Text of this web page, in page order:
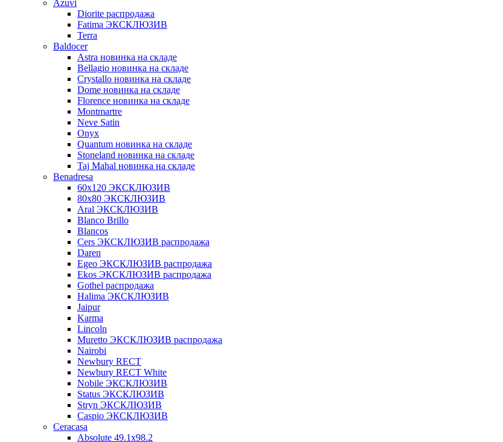
Azuvi
Diorite распродажа
Fatima ЭКСКЛЮЗИВ
Terra
Baldoсer
Astra новинка на складе
Bellagio новинка на складе
Crystallo новинка на складе
Dome новинка на складе
Florence новинка на складе
Montmartre
Neve Satin
Onyx
Quantum новинка на складе
Stoneland новинка на складе
Taj Mahal новинка на складе
Benadresa
60х120 ЭКСКЛЮЗИВ
80х80 ЭКСКЛЮЗИВ
Aral ЭКСКЛЮЗИВ
Blanco Brillo
Blancos
Cers ЭКСКЛЮЗИВ распродажа
Daren
Egeo ЭКСКЛЮЗИВ распродажа
Ekos ЭКСКЛЮЗИВ распродажа
Gothel распродажа
Halima ЭКСКЛЮЗИВ
Jaipur
Karma
Lincoln
Muretto ЭКСКЛЮЗИВ распродажа
Nairobi
Newbury RECT
Newbury RECT White
Nobile ЭКСКЛЮЗИВ
Status ЭКСКЛЮЗИВ
Stryn ЭКСКЛЮЗИВ
Сaspio ЭКСКЛЮЗИВ
Ceracasa
Absolute 49.1x98.2